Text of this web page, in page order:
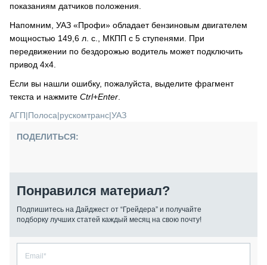
показаниям датчиков положения.
Напомним, УАЗ «Профи» обладает бензиновым двигателем
мощностью 149,6 л. с., МКПП с 5 ступенями. При
передвижении по бездорожью водитель может подключить
привод 4х4.
Если вы нашли ошибку, пожалуйста, выделите фрагмент
текста и нажмите Ctrl+Enter
АГП|Полоса|рускомтранс|УАЗ
ПОДЕЛИТЬСЯ:
Понравился материал?
Подпишитесь на Дайджест от “Грейдера” и получайте
подборку лучших статей каждый месяц на свою почту!